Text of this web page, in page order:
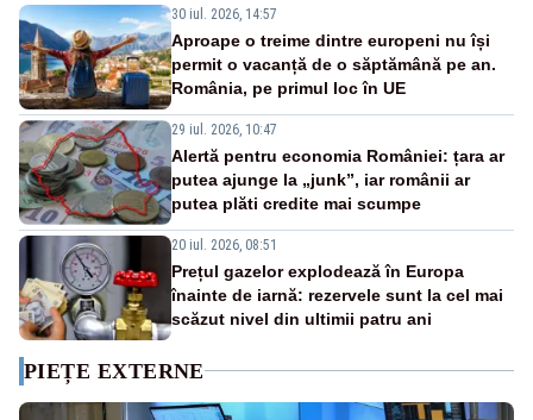
30 iul. 2026, 14:57
Aproape o treime dintre europeni nu își
permit o vacanță de o săptămână pe an.
România, pe primul loc în UE
29 iul. 2026, 10:47
Alertă pentru economia României: țara ar
putea ajunge la „junk”, iar românii ar
putea plăti credite mai scumpe
20 iul. 2026, 08:51
Prețul gazelor explodează în Europa
înainte de iarnă: rezervele sunt la cel mai
scăzut nivel din ultimii patru ani
PIEȚE EXTERNE